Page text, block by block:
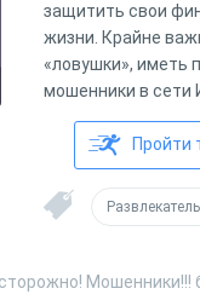
защитить свои
жизни. Крайне
«ловушки», иметь
мошенники в сети
Пройти
Мошенники!!!